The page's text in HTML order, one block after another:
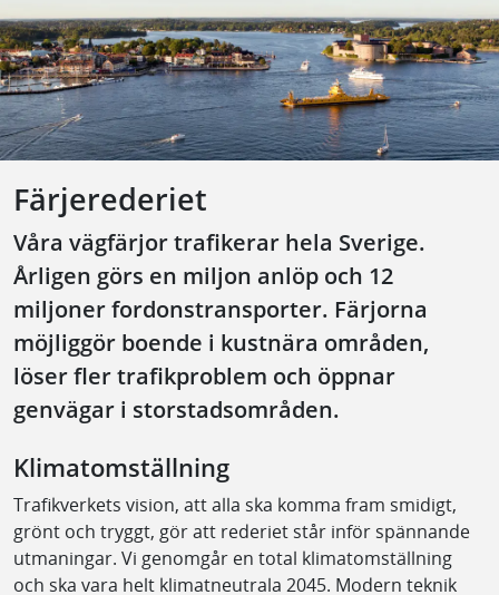
Färjerederiet
Våra vägfärjor trafikerar hela Sverige.
Årligen görs en miljon anlöp och 12
miljoner fordonstransporter. Färjorna
möjliggör boende i kustnära områden,
löser fler trafikproblem och öppnar
genvägar i storstadsområden.
Klimatomställning
Trafikverkets vision, att alla ska komma fram smidigt,
grönt och tryggt, gör att rederiet står inför spännande
utmaningar. Vi genomgår en total klimatomställning
och ska vara helt klimatneutrala 2045. Modern teknik